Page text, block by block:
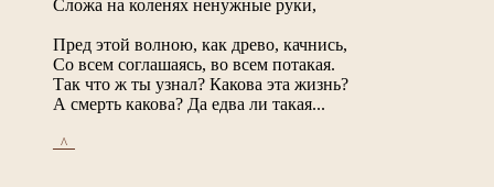
Сложа на коленях ненужные руки,
Пред этой волною, как древо, качнись,
Со всем соглашаясь, во всем потакая.
Так что ж ты узнал? Какова эта жизнь?
А смерть какова? Да едва ли такая...
_^_